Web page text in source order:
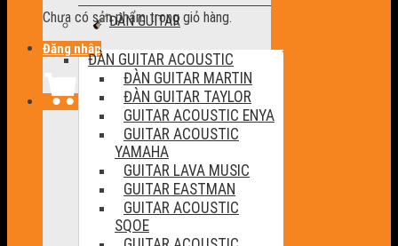
Chưa có sản phẩm trong giỏ hàng.
Đăng nhập
ĐÀN GUITAR
ĐÀN GUITAR ACOUSTIC
ĐÀN GUITAR MARTIN
ĐÀN GUITAR TAYLOR
GUITAR ACOUSTIC ENYA
GUITAR ACOUSTIC
YAMAHA
GUITAR LAVA MUSIC
GUITAR EASTMAN
GUITAR ACOUSTIC
SQOE